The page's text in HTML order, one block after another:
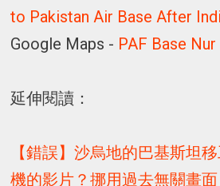
to Pakistan Air Base After
Google Maps - PAF Base Nur
延伸閱讀：
【錯誤】沙烏地的巴基斯坦
機的影片？挪用過去無關畫面